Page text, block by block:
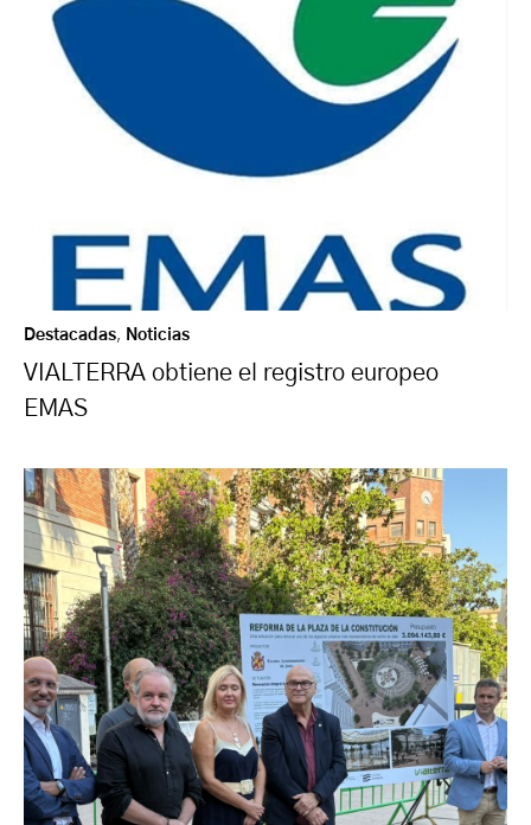
Destacadas, Noticias
VIALTERRA obtiene el registro europeo
EMAS